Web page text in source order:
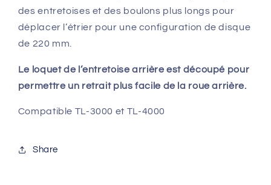
des entretoises et des boulons plus longs pour
déplacer l’étrier pour une configuration de disque
de 220 mm.
Le loquet de l’entretoise arrière est découpé pour
permettre un retrait plus facile de la roue arrière.
Compatible TL-3000 et TL-4000
Share